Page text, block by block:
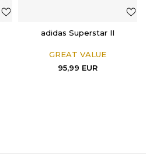
adidas Superstar II
GREAT VALUE
95,99 EUR